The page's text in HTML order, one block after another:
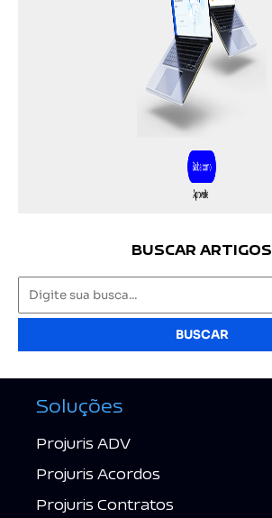
BUSCAR ARTIGOS
BUSCAR
Soluções
Projuris ADV
Projuris Acordos
Projuris Contratos